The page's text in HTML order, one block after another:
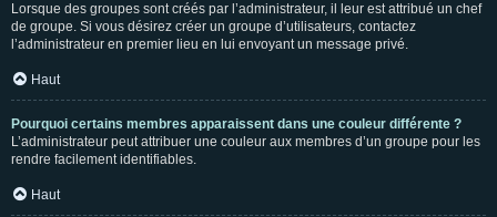
Lorsque des groupes sont créés par l’administrateur, il leur est attribué un chef
de groupe. Si vous désirez créer un groupe d’utilisateurs, contactez
l’administrateur en premier lieu en lui envoyant un message privé.
Haut
Pourquoi certains membres apparaissent dans une couleur différente ?
L’administrateur peut attribuer une couleur aux membres d’un groupe pour les
rendre facilement identifiables.
Haut